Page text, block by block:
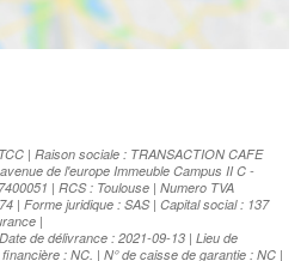
| Raison sociale : TRANSACTION CAFE
de l'europe Immeuble Campus II C -
| RCS : Toulouse | Numero TVA
| Forme juridique : SAS | Capital social : 137
|
de délivrance : 2021-09-13 | Lieu de
: NC. | N° de caisse de garantie : NC |